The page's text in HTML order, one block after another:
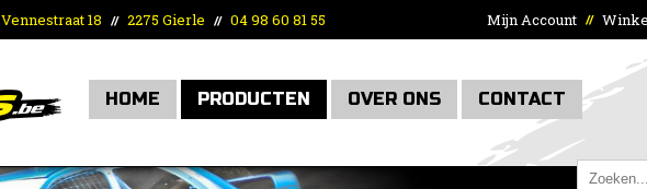
Vennestraat 18 // 2275 Gierle // 04 98 60 81 55 Mijn Account //
HOME PRODUCTEN OVER ONS CONTACT